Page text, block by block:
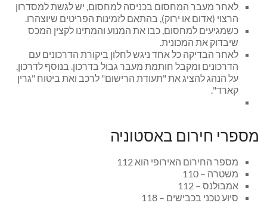
לאחר מעבר המחסום בכניסה למחסום, יש לגשת למסדרון
הרצוי (אדום או ירוק), בהתאם לזמינות הפריטים שיוצהרו.
כשמגיעים למחסום, כבו את המנוע והמתינו לקצין המכס
שיבדוק את המכונית.
לאחר הבדיקה כל אחד ניגש לחלון ביקורת הדרכונים עם
הדרכונים ומקבל חותמת מעבר גבול בדרכון. בנוסף לדרכון,
על הנהג להציג את "תעודת הרישום" לרכב ואת ביטוח "גרין
קארד".
מספרי חירום באסטוניה
מספר החירום האירופי הוא 112
משטרה – 110
אמבולנס – 112
סיוע טכני בכבישים – 118